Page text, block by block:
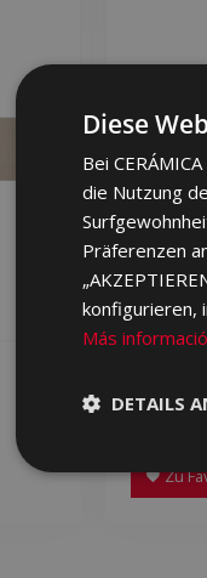
Zu
Diese
Bei
die Nutzung
Präferenzen
konfigurieren,
Más
DETAILS